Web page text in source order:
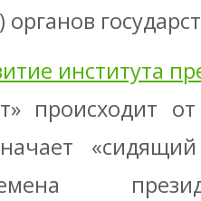
института
происходит от